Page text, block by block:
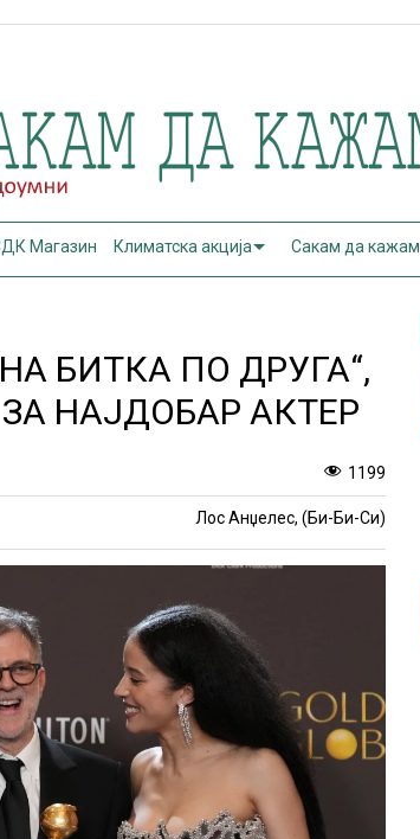
Магазин Климатска акција Сакам да кажам
БИТКА ПО ДРУГА“,
НАЈДОБАР АКТЕР
1199
Лос Анџелес, (Би-Би-Си)